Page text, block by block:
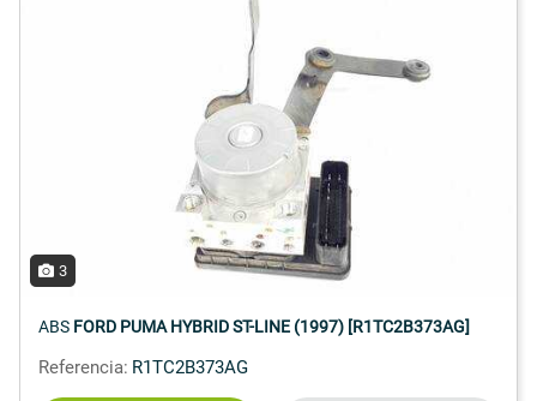
3
ABS FORD PUMA HYBRID ST-LINE (1997) [R1TC2B373AG]
Referencia: R1TC2B373AG